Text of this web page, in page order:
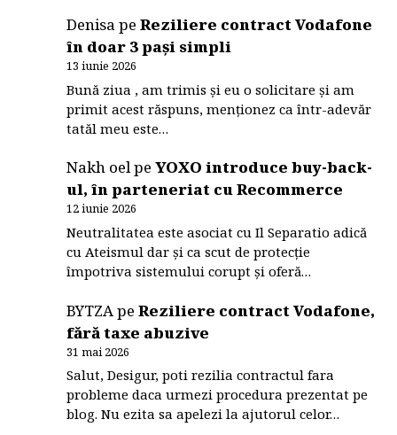
DenisapeReziliere contract Vodafone
în doar 3 pași simpli
13 iunie 2026
Bună ziua , am trimis și eu o solicitare și am
primit acest răspuns, menționez ca într-adevăr
tatăl meu este…
Nakh oelpeYOXO introduce buy-back-
ul, în parteneriat cu Recommerce
12 iunie 2026
Neutralitatea este asociat cu Il Separatio adică
cu Ateismul dar și ca scut de protecție
împotriva sistemului corupt și oferă…
BYTZApeReziliere contract Vodafone,
fără taxe abuzive
31 mai 2026
Salut, Desigur, poti rezilia contractul fara
probleme daca urmezi procedura prezentat pe
blog. Nu ezita sa apelezi la ajutorul celor…